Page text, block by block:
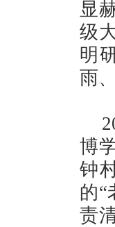
显
级
明
雨
博
钟
的“
责